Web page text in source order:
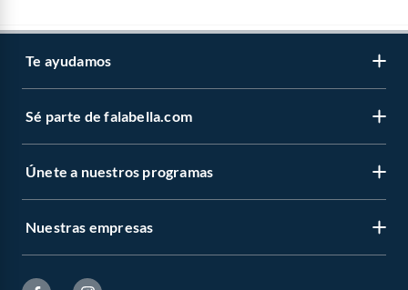
Te ayudamos
Sé parte de falabella.com
Únete a nuestros programas
Nuestras empresas